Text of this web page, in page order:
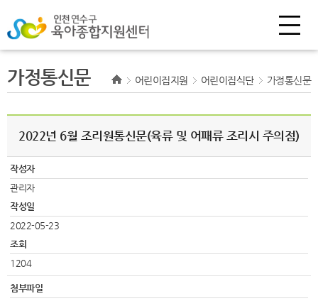
가정통신문 어린이집지원 어린이집식단 가정통신문
2022년 6월 조리원통신문(육류 및 어패류 조리시 주의점)
작성자
관리자
작성일
2022-05-23
조회
1204
첨부파일